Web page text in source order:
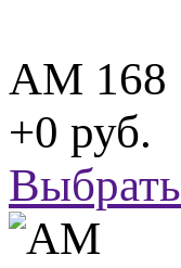
АМ 168
+0 руб.
Выбрать